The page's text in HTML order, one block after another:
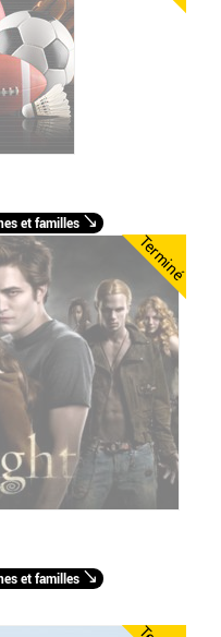
et familles
Terminé
et familles